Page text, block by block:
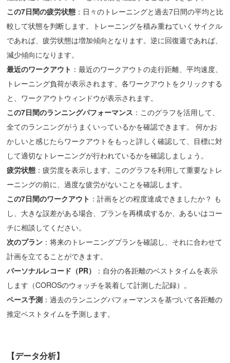
この7日間の疲労状態：日々のトレーニングと過去7日間の平均と比
較して状態を判断します。トレーニングを積み重ねていくサイクル
であれば、疲労状態は増加傾向となります。逆に回復週であれば、
減少傾向になります。
最近のワークアウト ：最近のワークアウトの走行距離、平均速度、
トレーニング負荷が表示されます。各ワークアウトをクリックする
と、ワークアウトウィンドウが表示されます。
この7日間のランニングパフォーマンス ：このグラフを活用して、
全てのランニングがうまくいっているかを確認できます。 何かお
かしいと感じたらワークアウトをもっと詳しく確認して、目標に対
して適切なトレーニングが行われているかを確認しましょう。
疲労状態：疲労度を表示します。このグラフを利用して重要なトレ
ーニングの前に、過度な疲労がないことを確認します。
この7日間のワークアウト ：計画をどの程度達成できましたか？ も
し、大きな誤差がある場合、プランを再構成するか、あるいはコー
チに相談してください。
次のプラン：将来のトレーニングプランを確認し、それに合わせて
計画を立てることができます。
パーソナルレコード （PR）
：自分の各距離のベストタイムを表示
します（COROSのウォッチを装着して計測した記録）。
ペース予測：過去のランニングパフォーマンスを基づいて各距離の
推定ベストタイムを予測します。
【データ分析】